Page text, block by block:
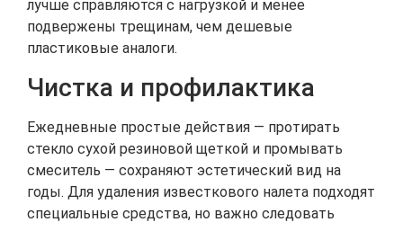
лучше справляются с нагрузкой и менее
подвержены трещинам, чем дешевые
пластиковые аналоги.
Чистка и профилактика
Ежедневные простые действия — протирать
стекло сухой резиновой щеткой и промывать
смеситель — сохраняют эстетический вид на
годы. Для удаления известкового налета подходят
специальные средства, но важно следовать